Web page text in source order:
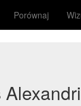
Porównaj